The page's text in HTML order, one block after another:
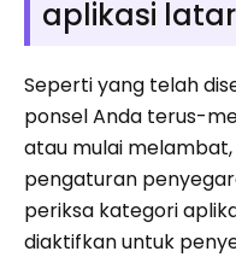
aplikasi
Seperti yang telah
ponsel Anda terus-
atau mulai
pengaturan
periksa kategori
diaktifkan untuk